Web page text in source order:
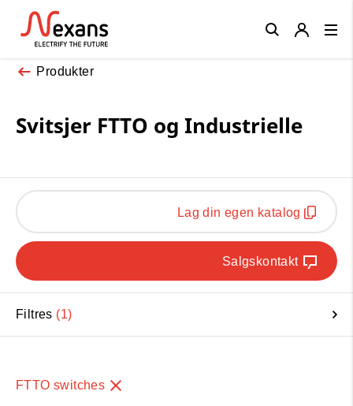
Produkter
Svitsjer FTTO og Industrielle
Lag din egen katalog
Salgskontakt
Filtres 1
FTTO switches
Close